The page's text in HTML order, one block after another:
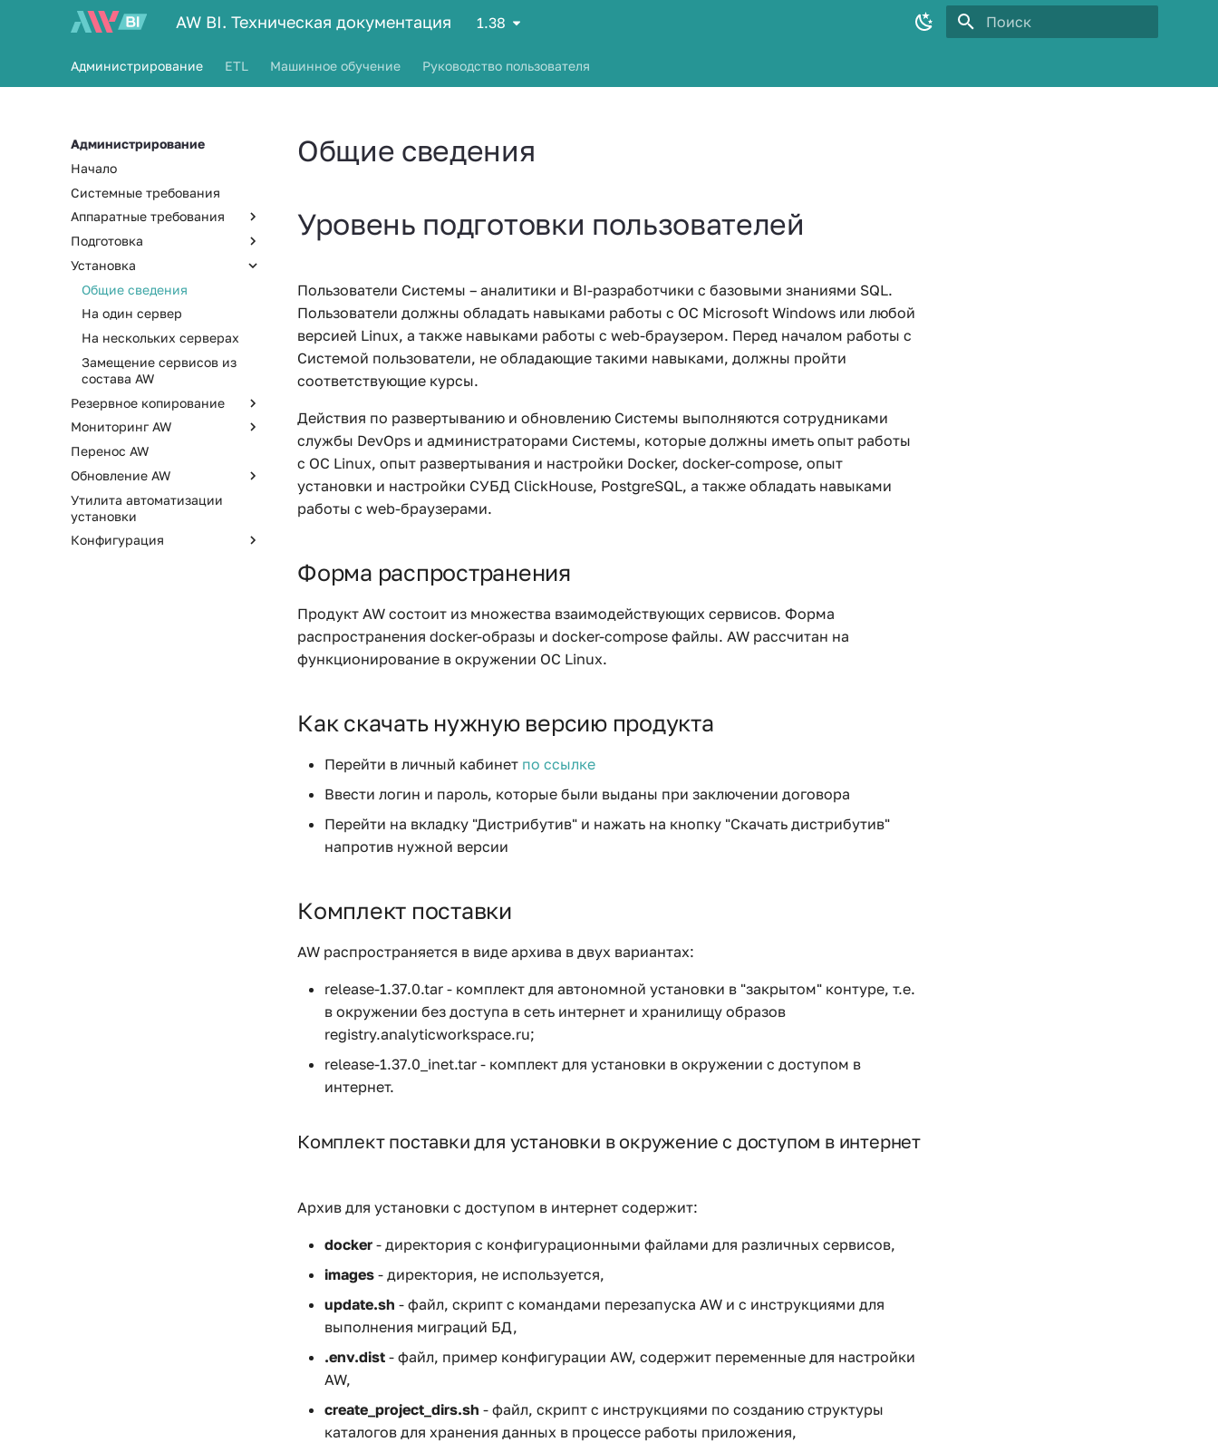
AW BI. Техническая документация 1.38
Администрирование ETL Машинное обучение Руководство пользователя
Администрирование
Начало
Системные требования
Аппаратные требования
Общие сведения
10 - 100 пользователей
100 пользователей
500 пользователей
1000 пользователей
Подготовка
Установка Docker
Установка docker compose
Настройка пользователя
Настройка аутентификации
Установка
Общие сведения
На один сервер
На нескольких серверах
Замещение сервисов из
состава AW
Резервное копирование
Установка clickhouse-
копирования ClickHouse
Установка rclone для рез.
копирования Minio
Резервное копирования AW
Мониторинг AW
Мониторинг компонентов
Перенос AW
Обновление AW
Установка на один сервер
Обновление
распределенной установка
Утилита автоматизации
установки
Конфигурация
Общие сведения
Уровень подготовки пользователей
Пользователи Системы – аналитики и BI-разработчики с базовыми знаниями SQL.
Пользователи должны обладать навыками работы с ОС Microsoft Windows или любой
версией Linux, а также навыками работы с web-браузером. Перед началом работы с
Системой пользователи, не обладающие такими навыками, должны пройти
соответствующие курсы.
Действия по развертыванию и обновлению Системы выполняются сотрудниками
службы DevOps и администраторами Системы, которые должны иметь опыт работы
с ОС Linux, опыт развертывания и настройки Docker, docker-compose, опыт
установки и настройки СУБД ClickHouse, PostgreSQL, а также обладать навыками
работы с web-браузерами.
Форма распространения
Продукт AW состоит из множества взаимодейcтвующих сервисов. Форма
распространения docker-образы и docker-compose файлы. AW рассчитан на
функционирование в окружении ОС Linux.
Как скачать нужную версию продукта
Перейти в личный кабинет по ссылке
Ввести логин и пароль, которые были выданы при заключении договора
Перейти на вкладку "Дистрибутив" и нажать на кнопку "Скачать дистрибутив"
напротив нужной версии
Комплект поставки
AW распространяется в виде архива в двух вариантах:
release-1.37.0.tar - комплект для автономной установки в "закрытом" контуре, т.е.
в окружении без доступа в сеть интернет и хранилищу образов
registry.analyticworkspace.ru;
release-1.37.0_inet.tar - комплект для установки в окружении с доступом в
интернет.
Комплект поставки для установки в окружение с доступом в интернет
Архив для установки с доступом в интернет содержит:
docker - директория с конфигурационными файлами для различных сервисов,
images - директория, не используется,
update.sh - файл, скрипт с командами перезапуска AW и с инструкциями для
выполнения миграций БД,
.env.dist - файл, пример конфигурации AW, содержит переменные для настройки
AW,
create_project_dirs.sh - файл, скрипт с инструкциями по созданию структуры
каталогов для хранения данных в процессе работы приложения,